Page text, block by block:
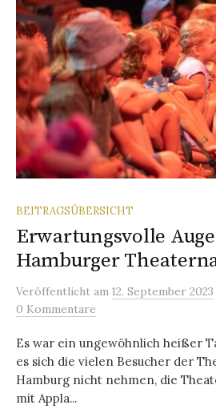
BEITRAGSÜBERSICHT
Erwartungsvolle
Hamburger
Veröffentlicht am 12. September 2023
0 Kommentare
Es war ein ungewöhnlich heißer
es sich die vielen Besucher der
Hamburg nicht nehmen, die
mit Appla...